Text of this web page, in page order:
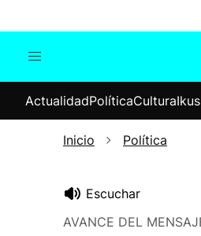
Internacional
ActualidadPolíticaCultura
Inicio Política
Escuchar
AVANCE DEL